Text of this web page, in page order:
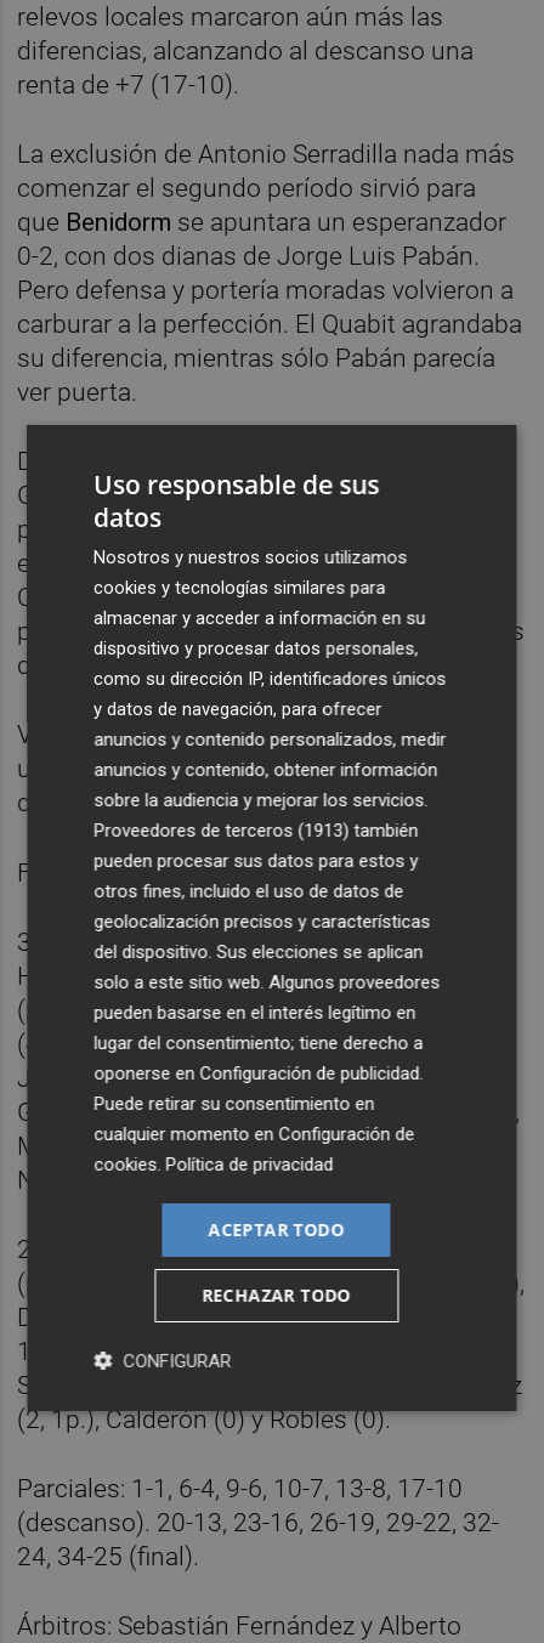
relevos locales marcaron aún más las
diferencias, alcanzando al descanso una
renta de +7 (17-10).
La exclusión de Antonio Serradilla nada más
comenzar el segundo período sirvió para
que Benidorm se apuntara un esperanzador
0-2, con dos dianas de Jorge Luis Pabán.
Pero defensa y portería moradas volvieron a
carburar a la perfección. El Quabit agrandaba
su diferencia, mientras sólo Pabán parecía
ver puerta.
Dos contras levantinas, materializadas por
Grau y Cabanas animaron de nuevo el
partido. Pero los pupilos de César Montes
estaban gestionando bien su amplia renta.
Cuando cogieron de nuevo el ritmo del
primer periodo, y llevar la diferencia hasta los
diez tantos (34-24).
Victoria sin paliativos del Quabit, ante
un
Benidorm que sólo estuvo en el partido
durante ocho minutos.
Ficha técnica:
34 - Balonmano Guadalajara (17+17):
Hombrados (po), Donderis (p.s.) Eceolaza
(ps.); Alberto Sanz (4), Parra (5, 3p.), Paredes
(4), Víctor Vigo (4), Nacho Moya (2, 1p.) y
Javi García (4), siete inicial-; Fuentes (0),
Gallardo (4), Serradilla (3), Chema Celada (2),
Mellado (0), Pablo Simón Sanz (0) y Pawel
Niewrawase (2).
25 - Balonmano
(po.); Mijuskovic (ps.); Simonet (1), Rivero (2),
Dapiran (1), Grau (1), Revin (0) y Cabanas (2,
1p), siete inicial-; Porras (2), Pabán (7, 3p.),
Skillhammar (4), Marchán (3), Iván Rodríguez
(2, 1p.), Calderón (0) y Robles (0).
Parciales: 1-1, 6-4, 9-6, 10-7, 13-8, 17-10
(descanso). 20-13, 23-16, 26-19, 29-22, 32-
24, 34-25 (final).
Árbitros: Sebastián Fernández y Alberto
Uso responsable de sus
datos
Nosotros y nuestros socios utilizamos
cookies y tecnologías similares para
almacenar y acceder a información en su
dispositivo y procesar datos personales,
como su dirección IP, identificadores únicos
y datos de navegación, para ofrecer
anuncios y contenido personalizados, medir
anuncios y contenido, obtener información
sobre la audiencia y mejorar los servicios.
Proveedores de terceros (1913) también
pueden procesar sus datos para estos y
otros fines, incluido el uso de datos de
geolocalización precisos y características
del dispositivo. Sus elecciones se aplican
solo a este sitio web. Algunos proveedores
pueden basarse en el interés legítimo en
lugar del consentimiento; tiene derecho a
oponerse enConfiguración de publicidad.
Puede retirar su consentimiento en
cualquier momento enConfiguración de
cookies.Política de privacidad
ACEPTAR TODO
RECHAZAR TODO
CONFIGURAR